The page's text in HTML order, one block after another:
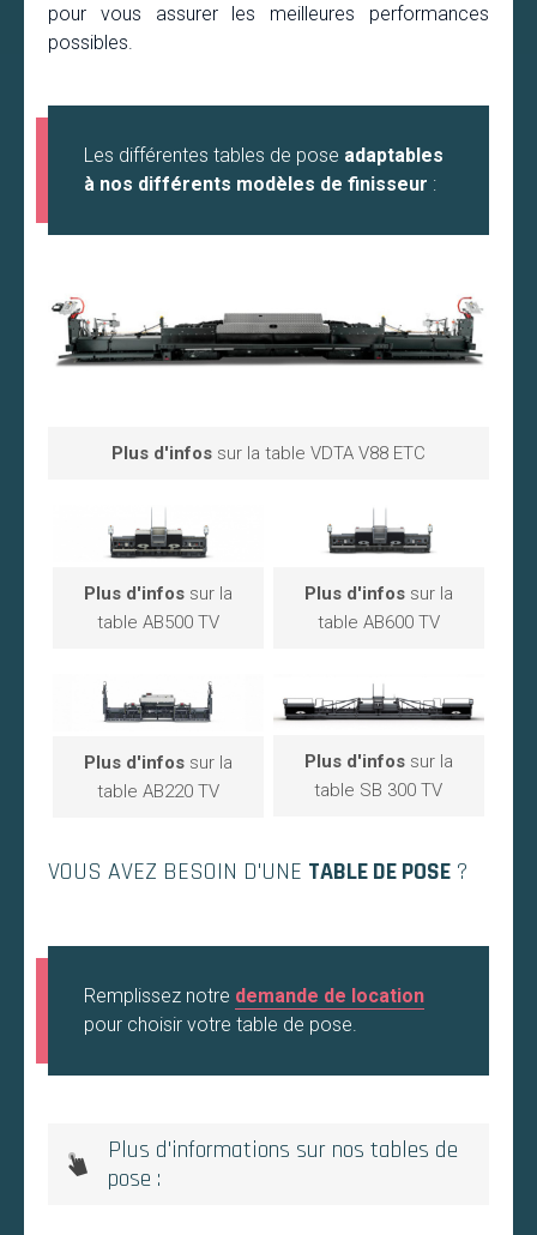
pour vous assurer les meilleures performances
possibles.
Les différentes tables de pose adaptables
à nos différents modèles de finisseur :
Plus d'infos sur la table VDTA V88 ETC
Plus d'infossur la
table AB500 TV
Plus d'infossur la
table AB600 TV
Plus d'infossur la
table AB220 TV
Plus d'infossur la
table SB 300 TV
VOUS AVEZ BESOIN D'UNE TABLE DE POSE ?
Remplissez notre demande de location
pour choisir votre table de pose.
Plus d'informations sur nos tables de
pose :